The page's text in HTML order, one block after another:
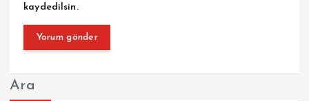
kaydedilsin.
Ara